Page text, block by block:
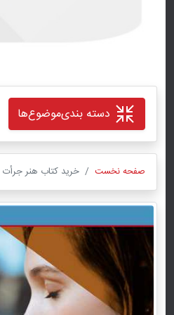
دسته بندیموضوع‌ها
صفحه نخست خرید کتاب هنر جرأت‌